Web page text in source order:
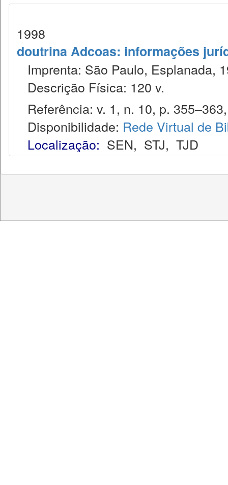
1998
doutrina Adcoas: informações
Imprenta: São Paulo, Esplanada,
Descrição Física: 120 v.
Referência: v. 1, n. 10, p.
Disponibilidade: Rede Virtual de
Localização: SEN, STJ, TJD